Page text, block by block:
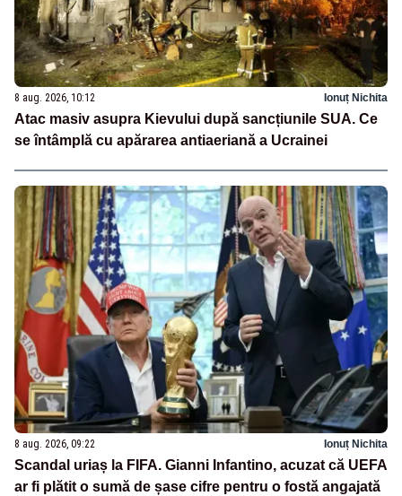
8 aug. 2026, 10:12 Ionuț Nichita
Atac masiv asupra Kievului după sancțiunile SUA. Ce
se întâmplă cu apărarea antiaeriană a Ucrainei
8 aug. 2026, 09:22 Ionuț Nichita
Scandal uriaș la FIFA. Gianni Infantino, acuzat că UEFA
ar fi plătit o sumă de șase cifre pentru o fostă angajată